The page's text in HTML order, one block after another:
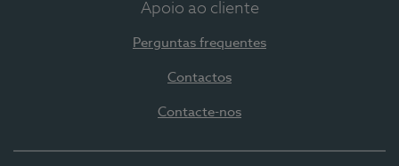
Apoio ao cliente
Perguntas frequentes
Contactos
Contacte-nos